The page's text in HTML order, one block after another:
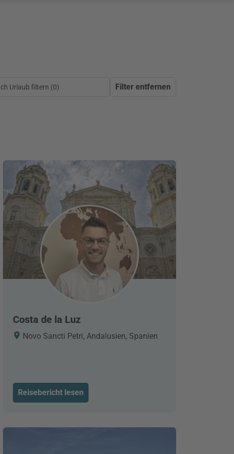
Urlaub filtern (0) Filter entfernen
Costa de la Luz
Novo Sancti Petri, Andalusien, Spanien
Reisebericht lesen